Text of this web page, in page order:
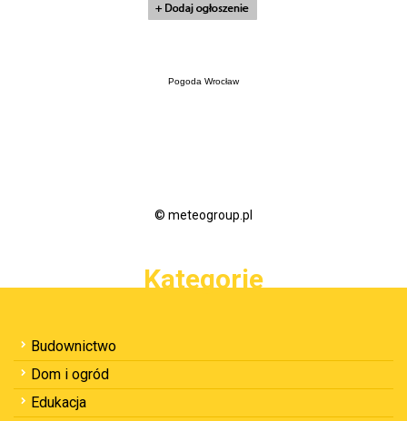
Pogoda Wrocław
© meteogroup.pl
Kategorie
Budownictwo
Dom i ogród
Edukacja